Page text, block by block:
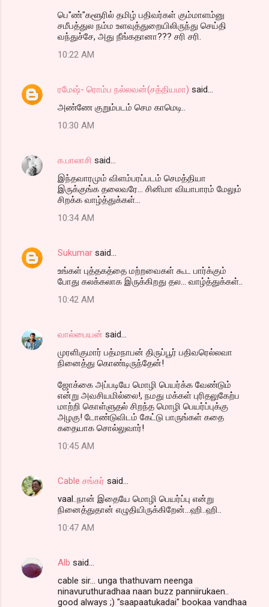
பெ"ண்"களூரில் தமிழ் பதிவர்கள் கும்மாளம்னு
சமீபத்துல நம்ம உளவுத்துறையிலிருந்து செய்தி
வந்துச்சே, அது நீங்கதானா??? சரி சரி.
10:22 AM
ரமேஷ்- ரொம்ப நல்லவன்(சத்தியமா) said…
அண்ணே குறும்படம் செம காமெடி..
10:30 AM
க.பாலாசி said…
இந்தவாரமும் விளம்பரப்படம் செமத்தியா
இருக்குங்க தலைவரே... சினிமா வியாபாரம் மேலும்
சிறக்க வாழ்த்துக்கள்...
10:34 AM
Sukumar said…
உங்கள் புத்தகத்தை மற்றவைகள் கூட பார்க்கும்
போது கலக்கலாக இருக்கிறது தல... வாழ்த்துக்கள்..
10:42 AM
வால்பையன் said…
முரளிகுமார் பத்மநாபன் திருப்பூர் பதிவரெல்லவா
நினைத்து கொண்டிருந்தேன்!
ஜோக்கை அப்படியே மொழி பெயர்க்க வேண்டும்
என்று அவசியமில்லை!, நமது மக்கள் புரிதலுகேற்ப
மாற்றி கொள்ளுதல் சிறந்த மொழி பெயர்ப்புக்கு
அழகு! டோண்டுவிடம் கேட்டு பாருங்கள் கதை
கதையாக சொல்லுவார்!
10:45 AM
Cable சங்கர் said…
vaal..நான் இதையே மொழி பெயர்ப்பு என்று
நினைத்துதான் எழுதியிருக்கிறேன்...ஹி..ஹி..
10:47 AM
Alb said…
cable sir... unga thathuvam neenga
ninavuruthuradhaa naan buzz panniirukaen..
good always ;) "saapaatukadai" bookaa vandhaa